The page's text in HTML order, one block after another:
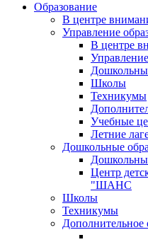
Образование
В центре
Управление
В центре
Школы
Техникумы
Учебные
Летние
Дошкольные
Центр
"ШАНС
Школы
Техникумы
Дополнительное